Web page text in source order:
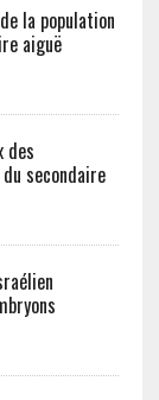
la population
aiguë
des
secondaire